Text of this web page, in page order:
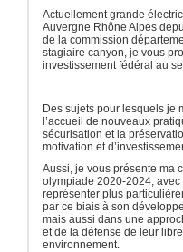
Actuellement grande
Auvergne Rhône Alpes
de la commission
stagiaire canyon, je vous
investissement fédéral au
Des sujets pour lesquels je
l’accueil de nouveaux
sécurisation et la
motivation et
Aussi, je vous présente ma
olympiade 2020-2024, avec
représenter plus
par ce biais à son
mais aussi dans une
et de la défense de leur
environnement.